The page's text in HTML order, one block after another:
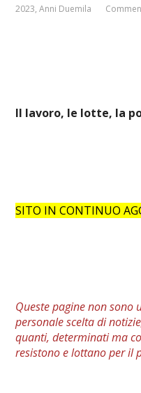
2023,Anni Duemila
Il lavoro, le lotte, la
SITO IN CONTINUO
Queste pagine non sono
personalescelta di
quanti, determinati ma
resistono e lottano per il